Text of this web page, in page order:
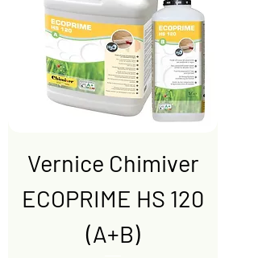
€
p
e
r
1
t
r
o
Vernice Chimiver
ECOPRIME HS 120
(A+B)